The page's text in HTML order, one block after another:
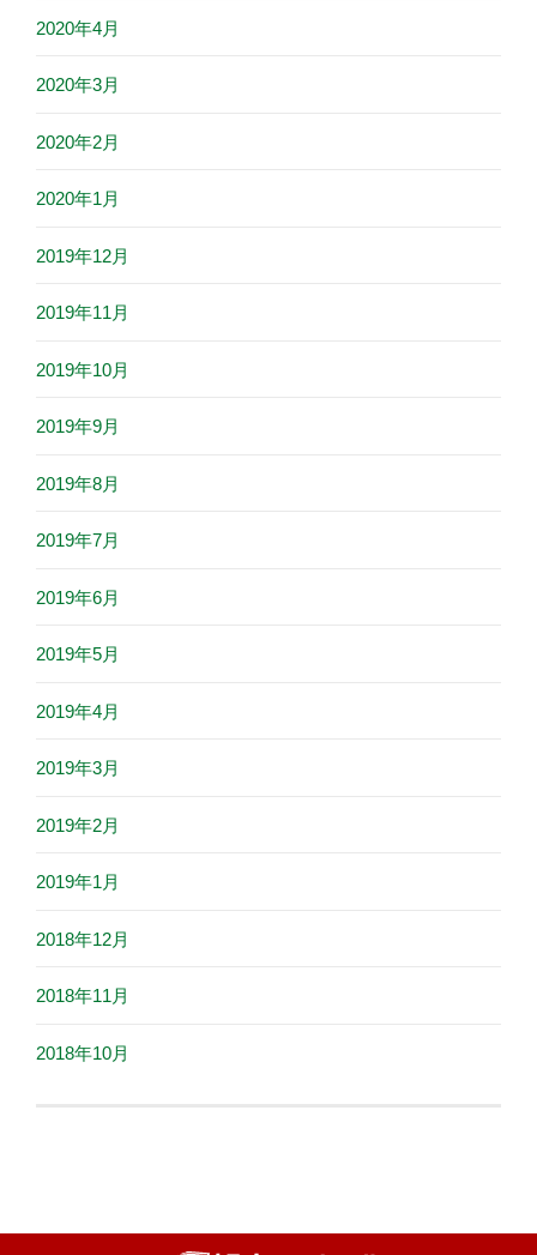
2020年4月
2020年3月
2020年2月
2020年1月
2019年12月
2019年11月
2019年10月
2019年9月
2019年8月
2019年7月
2019年6月
2019年5月
2019年4月
2019年3月
2019年2月
2019年1月
2018年12月
2018年11月
2018年10月